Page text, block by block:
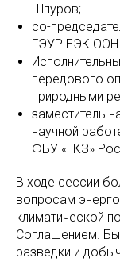
Шпуров;
со-
ГЭУР ЕЭК ООН
передового
природными
заместитель
научной
ФБУ «ГКЗ»
В ходе сессии
вопросам
климатической
Соглашением.
разведки и